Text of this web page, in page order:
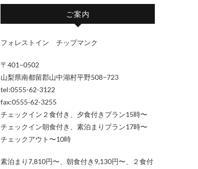
ご案内
フォレストイン チップマンク
〒401−0502
山梨県南都留郡山中湖村平野508−723
tel:0555-62-3122
fax:0555-62-3255
チェックイン２食付き、夕食付きプラン15時〜
チェックイン朝食付き、素泊まりプラン17時〜
チェックアウト〜10時
素泊まり7,810円〜、朝食付き9,130円〜、２食付